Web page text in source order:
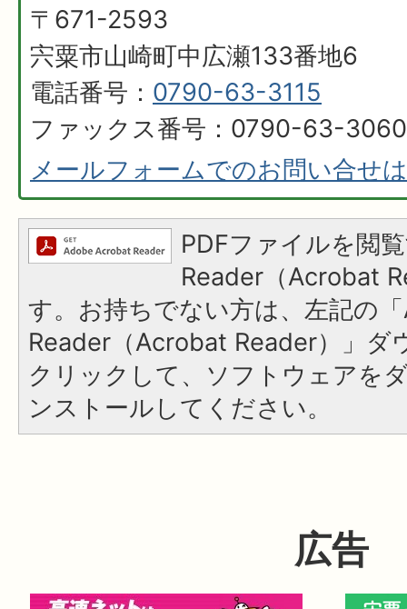
〒671-2593
宍粟市山崎町中広瀬133番地6
電話番号： 0790-63-3115
ファックス番号：0790-63-3060
メールフォームでのお問い合せ
PDFファイルを閲
Reader（Acrobat
す。お持ちでない方は、左記の
Reader（Acrobat Reader）」ダ
クリックして、ソフトウェアを
ンストールしてください。
広告